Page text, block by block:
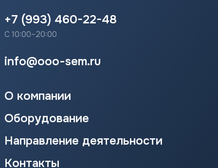
+7 (993) 460-22-48
С 10:00–20:00
info@ooo-sem.ru
О компании
Оборудование
Направление деятельности
Контакты